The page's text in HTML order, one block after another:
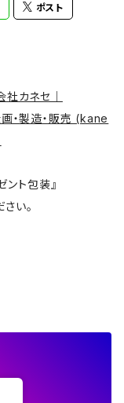
ポスト
社カネセ｜
・製造・販売 (kane
ント包装』
い。